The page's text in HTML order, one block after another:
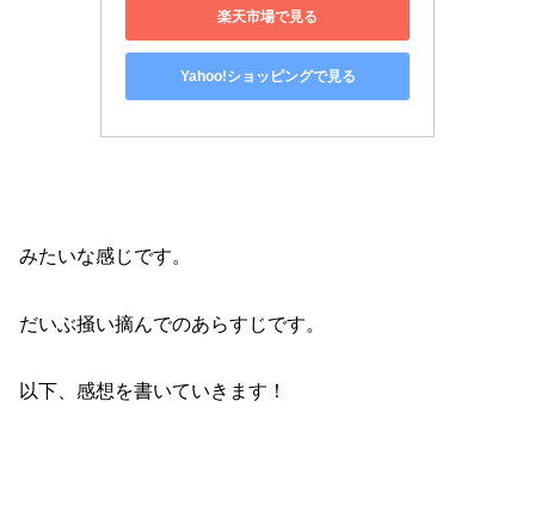
楽天市場で見る
Yahoo!ショッピングで見る
みたいな感じです。
だいぶ掻い摘んでのあらすじです。
以下、感想を書いていきます！